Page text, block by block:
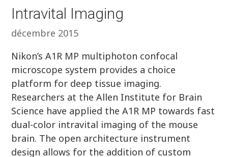
Intravital Imaging
décembre 2015
Nikon’s A1R MP multiphoton confocal
microscope system provides a choice
platform for deep tissue imaging.
Researchers at the Allen Institute for Brain
Science have applied the A1R MP towards fast
dual-color intravital imaging of the mouse
brain. The open architecture instrument
design allows for the addition of custom